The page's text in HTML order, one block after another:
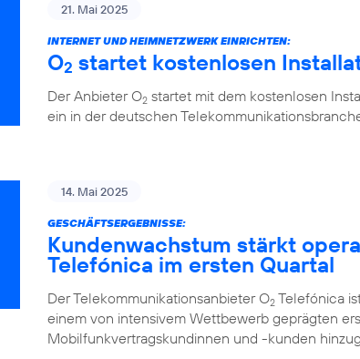
21. Mai 2025
INTERNET UND HEIMNETZWERK EINRICHTEN:
O2 startet kostenlosen
Der Anbieter O2 startet mit dem kostenlosen
ein in der deutschen
14. Mai 2025
GESCHÄFTSERGEBNISSE:
Kundenwachstum stärkt
Telefónica im ersten Quartal
Der Telekommunikationsanbieter O2 Telefónica
einem von intensivem Wettbewerb geprägten
Mobilfunkvertragskundinnen und -kunden